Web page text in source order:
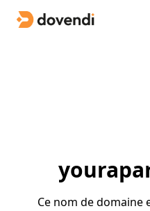
Ce nom de domaine